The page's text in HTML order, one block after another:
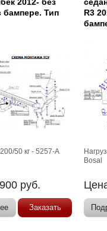
бампере. Тип
50 кг - 5257-A
руб.
Заказать
R3
Bosal